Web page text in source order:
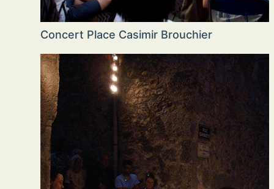
Concert Place Casimir Brouchier